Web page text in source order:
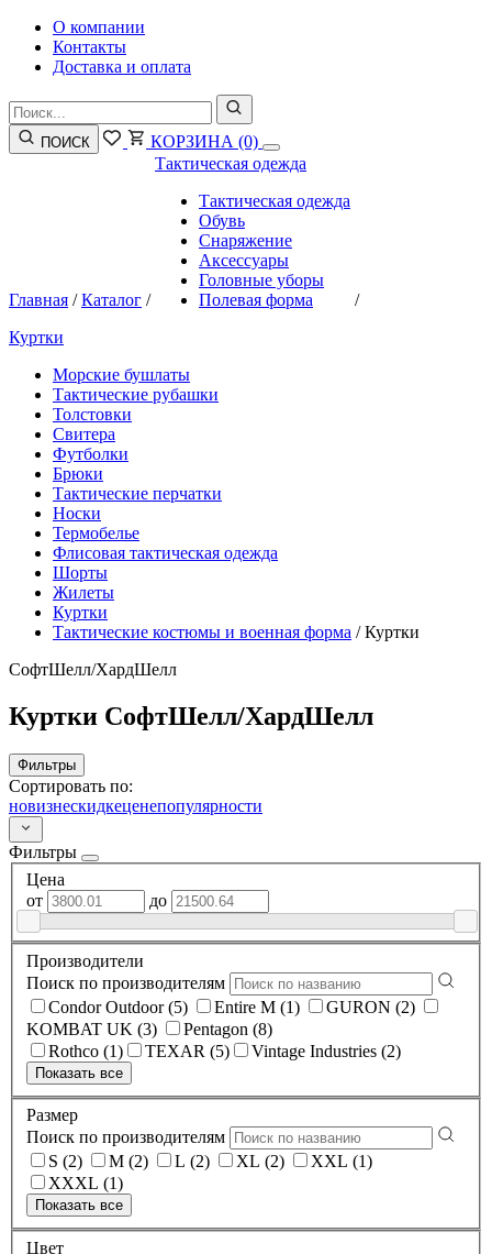
О компании
Контакты
Доставка и оплата
ПОИСК КОРЗИНА (0)
Главная /Каталог /
Тактическая одежда
Тактическая одежда
Обувь
Снаряжение
Аксессуары
Головные уборы
Полевая форма
/
Куртки
Морские бушлаты
Тактические рубашки
Толстовки
Свитера
Футболки
Брюки
Тактические перчатки
Носки
Термобелье
Флисовая тактическая одежда
Шорты
Жилеты
Куртки
Тактические костюмы и военная форма /Куртки
СофтШелл/ХардШелл
Куртки СофтШелл/ХардШелл
Фильтры
Сортировать по:
новизнескидкеценепопулярности
Фильтры
Цена
от
до
Производители
Поиск по производителям
Condor Outdoor (5)
Entire M (1)
GURON (2)
KOMBAT UK (3)
Pentagon (8)
Rothco (1)
TEXAR (5) Vintage Industries (2)
Показать все
Размер
Поиск по производителям
S (2)
M (2) L (2) XL (2)
XXL (1)
XXXL (1)
Показать все
Цвет